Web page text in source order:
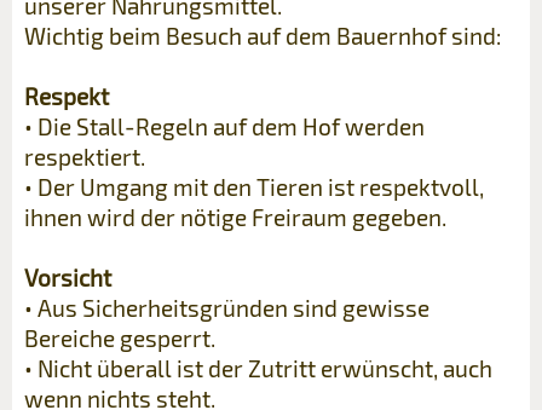
Wichtig beim Besuch auf dem Bauernhof sind:
Respekt
• Die Stall-Regeln auf dem Hof werden
respektiert.
• Der Umgang mit den Tieren ist respektvoll,
ihnen wird der nötige Freiraum gegeben.
Vorsicht
• Aus Sicherheitsgründen sind gewisse
Bereiche gesperrt.
• Nicht überall ist der Zutritt erwünscht, auch
wenn nichts steht.